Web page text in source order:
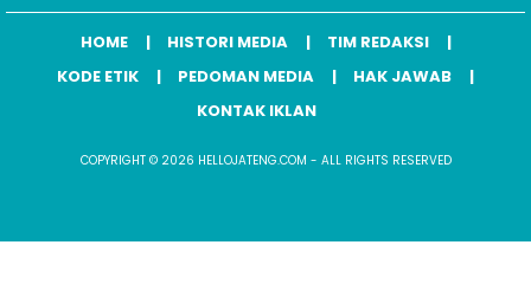
HOME HISTORI MEDIA
TIM REDAKSI
KODE ETIK
PEDOMAN MEDIA
HAK JAWAB
KONTAK IKLAN
COPYRIGHT © 2026 HELLOJATENG.COM - ALL RIGHTS RESERVED